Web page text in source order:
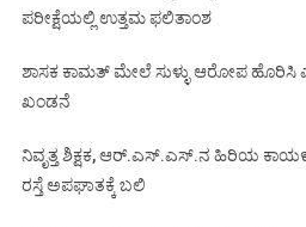
ಪರೀಕ್ಷೆಯಲ್ಲಿ ಉತ್ತಮ ಫಲಿತಾಂಶ
ಶಾಸಕ ಕಾಮತ್ ಮೇಲೆ ಸುಳ್ಳು ಆರೋಪ
ಖಂಡನೆ
ನಿವೃತ್ತ ಶಿಕ್ಷಕ, ಆರ್.ಎಸ್.ಎಸ್.ನ ಹಿರಿಯ
ರಸ್ತೆ ಅಪಘಾತಕ್ಕೆ ಬಲಿ